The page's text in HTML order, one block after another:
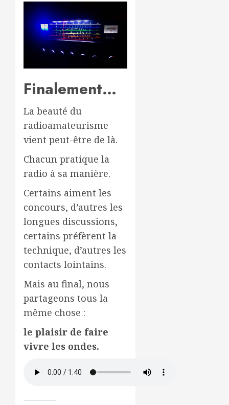
Finalement…
La beauté du
radioamateurisme
vient peut-être de là.
Chacun pratique la
radio à sa manière.
Certains aiment les
concours, d’autres les
longues discussions,
certains préfèrent la
technique, d’autres les
contacts lointains.
Mais au final, nous
partageons tous la
même chose :
le plaisir de faire
vivre les ondes.